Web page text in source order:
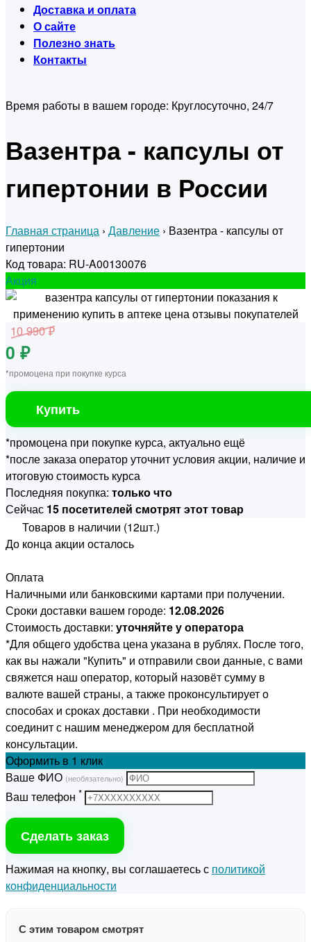
Доставка и оплата
О сайте
Полезно знать
Контакты
Время работы в вашем городе: Круглосуточно, 24/7
Вазентра - капсулы от
гипертонии в России
Главная страница › Давление › Вазентра - капсулы от
гипертонии
Код товара: RU-A00130076
Акция
10 990 ₽
0 ₽
*промоцена при покупке курса
Купить
*промоцена при покупке курса, актуально ещё
*после заказа оператор уточнит условия акции, наличие и
итоговую стоимость курса
Последняя покупка: только что
Сейчас 15 посетителей смотрят этот товар
Товаров в наличии (12шт.)
До конца акции осталось
Оплата
Наличными или банковскими картами при получении.
Сроки доставки вашем городе: 12.08.2026
Стоимость доставки: уточняйте у оператора
*Для общего удобства цена указана в рублях. После того,
как вы нажали "Купить" и отправили свои данные, с вами
свяжется наш оператор, который назовёт сумму в
валюте вашей страны, а также проконсультирует о
способах и сроках доставки . При необходимости
соединит с нашим менеджером для бесплатной
консультации.
Оформить в 1 клик
Ваше ФИО (необязательно)
Ваш телефон *
Сделать заказ
Нажимая на кнопку, вы соглашаетесь с политикой
конфиденциальности
С этим товаром смотрят